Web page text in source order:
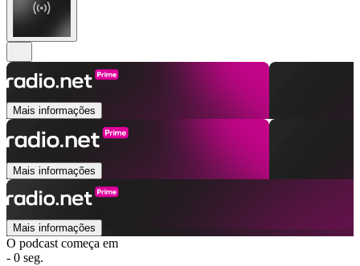
Mais informações
Mais informações
Mais informações
O podcast começa em
- 0 seg.